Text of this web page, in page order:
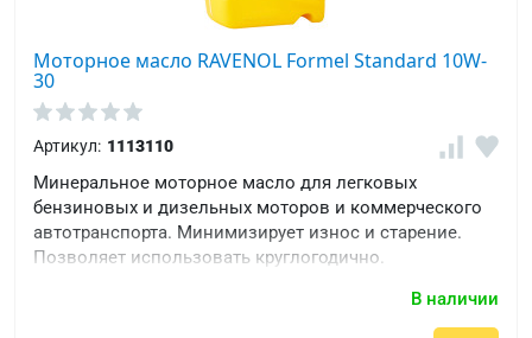
Моторное масло RAVENOL Formel Standard 10W-
30
Артикул: 1113110
Минеральное моторное масло для легковых
бензиновых и дизельных моторов и коммерческого
автотранспорта. Минимизирует износ и старение.
Позволяет использовать круглогодично.
В наличии